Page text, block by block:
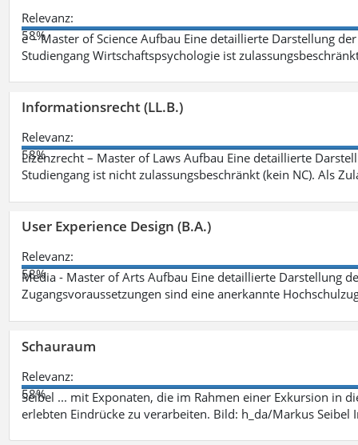
Relevanz:
58%
e – Master of Science Aufbau Eine detaillierte Darstellung
Studiengang Wirtschaftspsychologie ist
Informationsrecht (LL.B.)
Relevanz:
58%
Lizenzrecht – Master of Laws Aufbau Eine detaillierte
Studiengang ist nicht zulassungsbeschränkt (kein NC). Als
User Experience Design (B.A.)
Relevanz:
58%
Media - Master of Arts Aufbau Eine detaillierte Darstellung
Zugangsvoraussetzungen sind eine anerkannte
Schauraum
Relevanz:
58%
Seibel ... mit Exponaten, die im Rahmen einer Exkursion in
erlebten Eindrücke zu verarbeiten. Bild: h_da/Markus Seibel